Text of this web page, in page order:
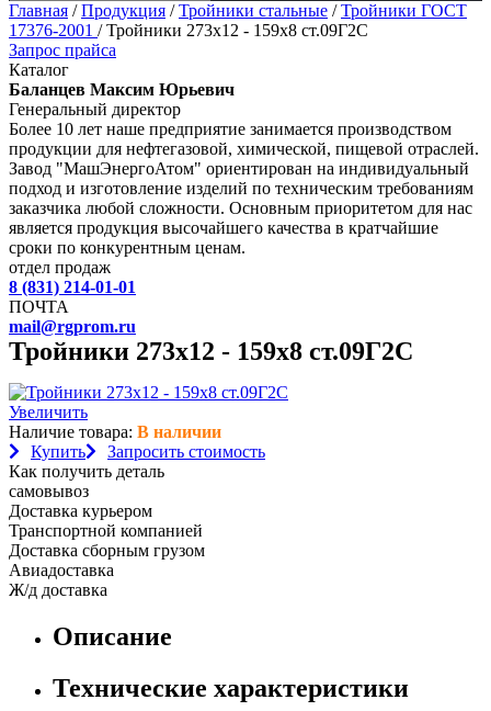
Главная /Продукция /Тройники стальные /Тройники ГОСТ
17376-2001 /Тройники 273х12 - 159х8 ст.09Г2С
Запрос прайса
Каталог
Баланцев Максим Юрьевич
Генеральный директор
Более 10 лет наше предприятие занимается производством
продукции для нефтегазовой, химической, пищевой отраслей.
Завод "МашЭнергоАтом" ориентирован на индивидуальный
подход и изготовление изделий по техническим требованиям
заказчика любой сложности. Основным приоритетом для нас
является продукция высочайшего качества в кратчайшие
сроки по конкурентным ценам.
отдел продаж
8 (831) 214-01-01
ПОЧТА
mail@rgprom.ru
Тройники 273х12 - 159х8 ст.09Г2С
Увеличить
Наличие товара: В наличии
Купить
Запросить стоимость
Как получить деталь
самовывоз
Доставка курьером
Транспортной компанией
Доставка сборным грузом
Авиадоставка
Ж/д доставка
Описание
Технические характеристики